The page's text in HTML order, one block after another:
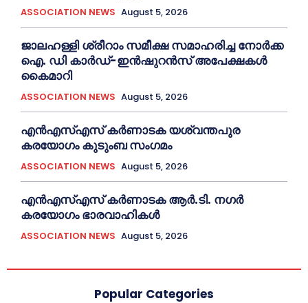
ASSOCIATION NEWS August 5, 2026
ജാലഹള്ളി ശ്രീറാം സമീക്ഷ സമാഹരിച്ച നോർക്ക
ഐ. ഡി കാർഡ്-ഇന്‍ഷുറന്‍സ് അപേക്ഷകൾ
കൈമാറി
ASSOCIATION NEWS August 5, 2026
എൻഎസ്എസ് കര്‍ണാടക യശ്വന്തപുര
കരയോഗം കുടുംബ സംഗമം
ASSOCIATION NEWS August 5, 2026
എൻഎസ്എസ് കര്‍ണാടക ആർ.ടി. നഗർ
കരയോഗം ഭാരവാഹികള്‍
ASSOCIATION NEWS August 5, 2026
Popular Categories